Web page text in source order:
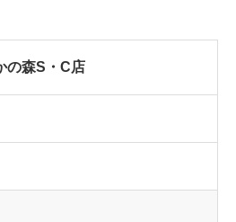
の森S・C店